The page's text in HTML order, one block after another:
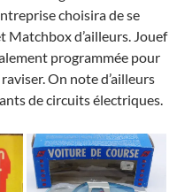
choisira de se
Matchbox d’ailleurs. Jouef
programmée pour
On note d’ailleurs
de circuits électriques.